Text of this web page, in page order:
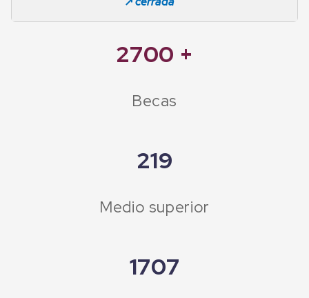
2700 +
Becas
219
Medio superior
1707